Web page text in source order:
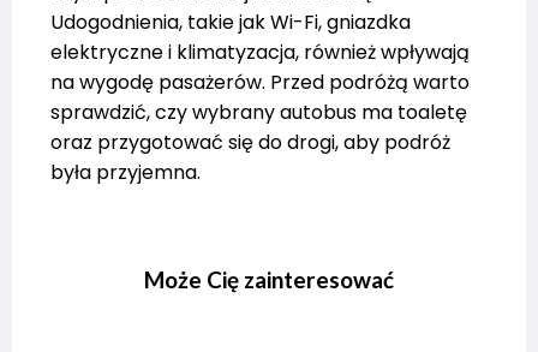
Udogodnienia, takie jak Wi-Fi, gniazdka
elektryczne i klimatyzacja, również wpływają
na wygodę pasażerów. Przed podróżą warto
sprawdzić, czy wybrany autobus ma toaletę
oraz przygotować się do drogi, aby podróż
była przyjemna.
Może Cię zainteresować